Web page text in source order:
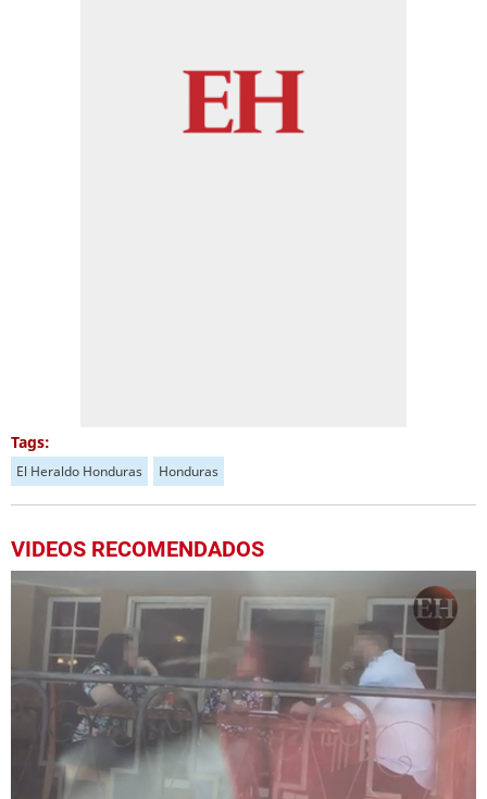
Tags:
El Heraldo Honduras Honduras
VIDEOS RECOMENDADOS